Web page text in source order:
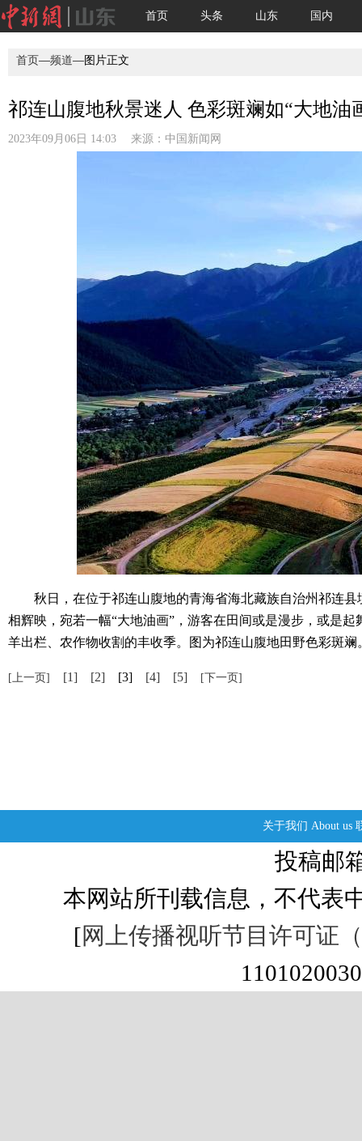
首页 头条 山东 国内
首页—频道—图片正文
祁连山腹地秋景迷人 色彩斑斓如“大地油
2023年09月06日 14:03 来源： 中国新闻网
秋日，在位于祁连山腹地的青海省海北藏族自治州祁连县
相辉映，宛若一幅“大地油画”，游客在田间或是漫步，或是
羊出栏、农作物收割的丰收季。图为祁连山腹地田野色彩斑斓
[上一页] [1] [2] [3] [4] [5] [下一页]
关于我们 About us
投稿邮
本网站所刊载信息，不代表
[网上传播视听节目许可证